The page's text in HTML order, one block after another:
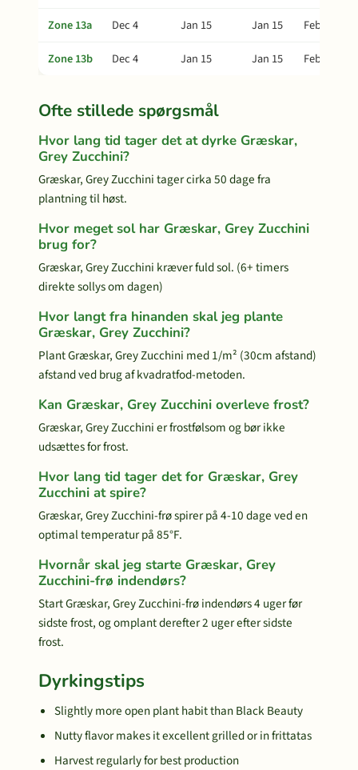
Zone 13a Dec 4 Jan 15 Jan 15
Feb 19
Zone 13b
Dec 4 Jan 15 Jan 15 Feb 19
Ofte stillede spørgsmål
Hvor lang tid tager det at dyrke Græskar,
Grey Zucchini?
Græskar, Grey Zucchini tager cirka 50 dage fra
plantning til høst.
Hvor meget sol har Græskar, Grey Zucchini
brug for?
Græskar, Grey Zucchini kræver fuld sol. (6+ timers
direkte sollys om dagen)
Hvor langt fra hinanden skal jeg plante
Græskar, Grey Zucchini?
Plant Græskar, Grey Zucchini med 1/m² (30cm afstand)
afstand ved brug af kvadratfod-metoden.
Kan Græskar, Grey Zucchini overleve frost?
Græskar, Grey Zucchini er frostfølsom og bør ikke
udsættes for frost.
Hvor lang tid tager det for Græskar, Grey
Zucchini at spire?
Græskar, Grey Zucchini-frø spirer på 4-10 dage ved en
optimal temperatur på 85°F.
Hvornår skal jeg starte Græskar, Grey
Zucchini-frø indendørs?
Start Græskar, Grey Zucchini-frø indendørs 4 uger før
sidste frost, og omplant derefter 2 uger efter sidste
frost.
Dyrkingstips
Slightly more open plant habit than Black Beauty
Nutty flavor makes it excellent grilled or in frittatas
Harvest regularly for best production